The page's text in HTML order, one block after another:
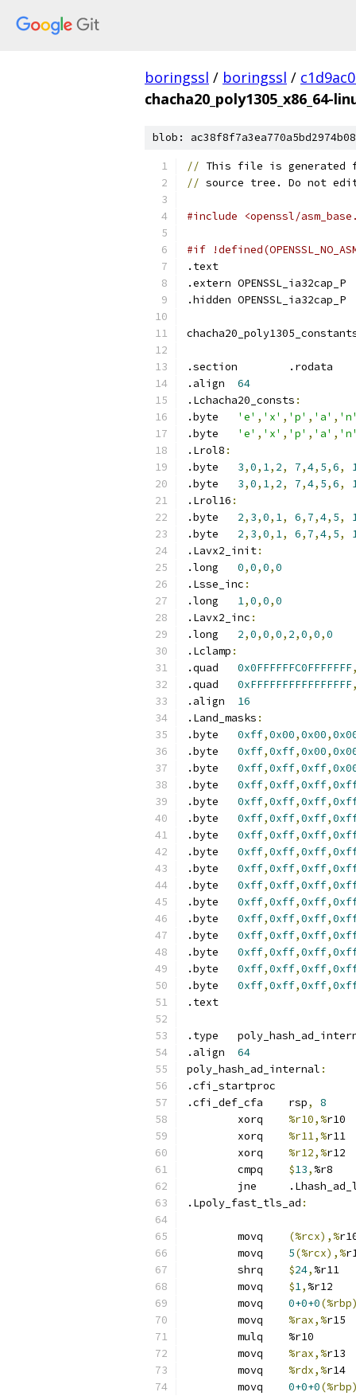
boringssl / boringssl /
chacha20_poly1305_x86_64-
blob:
// This file is generated
// source tree. Do not
#include <openssl/
#if
.extern	OPENSSL_ia32cap_P
.hidden OPENSSL_ia32cap_P
.section	.rodata
64
.Lchacha20_consts :
'e' , 'x' , 'p' , 'a' , 'n'
'e' , 'x' , 'p' , 'a' , 'n'
.Lrol8 :
3,0, 1, 2, 7,4, 5,6,
3,0, 1, 2, 7,4, 5,6,
.Lrol16 :
2, 3,0, 1, 6, 7,4, 5,
2, 3,0, 1, 6, 7,4, 5,
.Lavx2_init:
0,0,0,0
.Lsse_inc :
1,0,0,0
.Lavx2_inc :
2,0,0,0, 2,0,0,0
.Lclamp :
0x0FFFFFFC0FFFFFFF,
0xFFFFFFFFFFFFFFFF,
16
.Land_masks :
0xff,0x00,0x00,
0xff,0xff,0x00,
0xff,0xff,0xff,
0xff,0xff,0xff,
0xff,0xff,0xff,
0xff,0xff,0xff,
0xff,0xff,0xff,
0xff,0xff,0xff,
0xff,0xff,0xff,
0xff,0xff,0xff,
0xff,0xff,0xff,
0xff,0xff,0xff,
0xff,0xff,0xff,
0xff,0xff,0xff,
0xff,0xff,0xff,
0xff,0xff,0xff,
.type
64
poly_hash_ad_internal :
.cfi_def_cfa	rsp,
8
%r10,%r10
%r11,%r11
%r12,%r12
$13, %r8
jne
.Lpoly_fast_tls_ad :
(%rcx),%
5(%rcx),%
$24, %r11
$1, %r12
0+0+0
%rax,%r15
	mulq	%r10
%rax,%r13
%rdx,%r14
0+0+0